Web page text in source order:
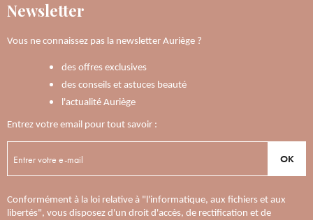
Newsletter
Vous ne connaissez pas la newsletter Auriège ?
des offres exclusives
des conseils et astuces beauté
l'actualité Auriège
Entrez votre email pour tout savoir :
OK
Conformément à la loi relative à "l'informatique, aux fichiers et aux
libertés", vous disposez d'un droit d'accès, de rectification et de